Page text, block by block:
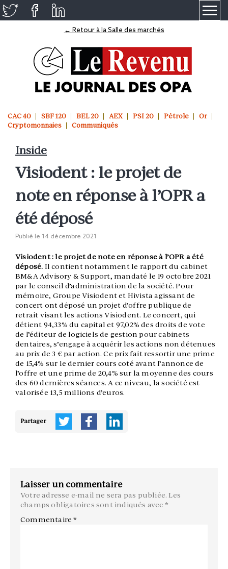
← Retour à la Salle des marchés
CAC 40 SBF 120 BEL 20 AEX PSI 20 Pétrole
Or
Cryptomonnaies
Communiqués
Inside
Visiodent : le projet de
note en réponse à l’OPR a
été déposé
Publié le 14 décembre 2021
Visiodent : le projet de note en réponse à l’OPR a été
déposé. Il contient notamment le rapport du cabinet
BM&A Advisory & Support, mandaté le 19 octobre 2021
par le conseil d’administration de la société. Pour
mémoire, Groupe Visiodent et Hivista agissant de
concert ont déposé un projet d’offre publique de
retrait visant les actions Visiodent. Le concert, qui
détient 94,33% du capital et 97,02% des droits de vote
de l’éditeur de logiciels de gestion pour cabinets
dentaires, s’engage à acquérir les actions non détenues
au prix de 3 € par action. Ce prix fait ressortir une prime
de 15,4% sur le dernier cours coté avant l’annonce de
l’offre et une prime de 20,4% sur la moyenne des cours
des 60 dernières séances. A ce niveau, la société est
valorisée 13,5 millions d’euros.
Partager
Laisser un commentaire
Votre adresse e-mail ne sera pas publiée. Les
champs obligatoires sont indiqués avec *
Commentaire*